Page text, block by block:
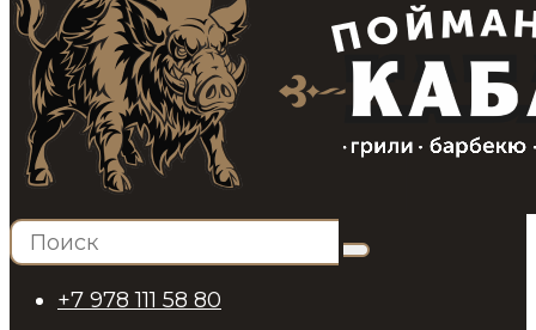
+7 978 111 58 80